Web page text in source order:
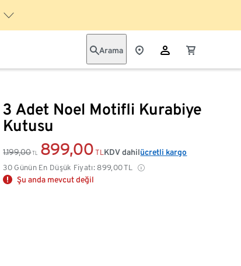
Arama
3 Adet Noel Motifli Kurabiye
Kutusu
1.199,00 TL 899,00 TL
30 Günün En Düşük Fiyatı: 899,00TL
KDV dahilücretli kargo
Şu anda mevcut değil